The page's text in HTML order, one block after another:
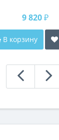
9 820 ₽
В корзину